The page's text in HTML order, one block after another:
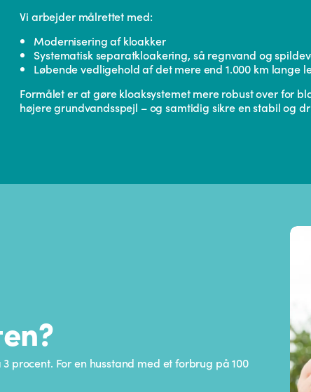
Vi arbejder målrettet med:
Modernisering af kloakker
Systematisk separatkloakering, så regnvand og
Løbende vedligehold af det mere end 1.000 km lange
Formålet er at gøre kloaksystemet mere robust over for
højere grundvandsspejl – og samtidig sikre en stabil og
procent. For en husstand med et forbrug på 100